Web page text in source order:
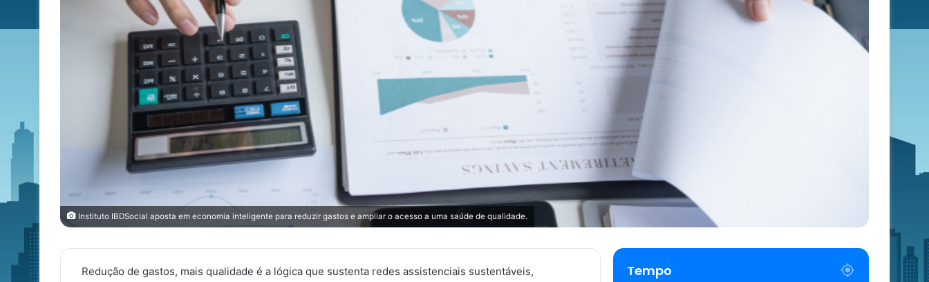
Instituto IBDSocial aposta em economia inteligente para reduzir gastos e ampliar o acesso a uma saúde de qualidade.
Redução de gastos, mais qualidade é a lógica que sustenta redes assistenciais sustentáveis,
Tempo